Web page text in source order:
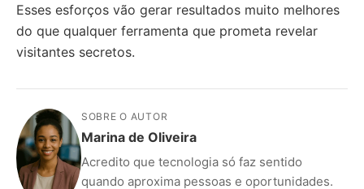
Esses esforços vão gerar resultados muito melhores
do que qualquer ferramenta que prometa revelar
visitantes secretos.
SOBRE O AUTOR
Marina de Oliveira
Acredito que tecnologia só faz sentido
quando aproxima pessoas e oportunidades.